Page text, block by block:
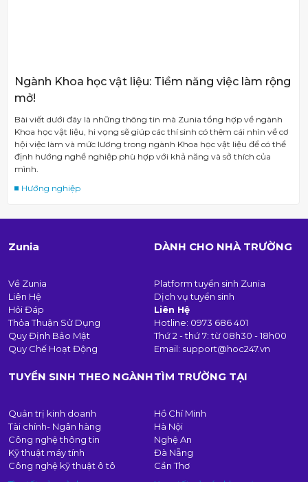
Ngành Khoa học vật liệu: Tiềm năng việc làm rộng
mở!
Bài viết dưới đây là những thông tin mà Zunia tổng hợp về ngành
Khoa học vật liệu, hi vọng sẽ giúp các thí sinh có thêm cái nhìn về cơ
hội việc làm và mức lương trong ngành Khoa học vật liệu để có thể
định hướng nghề nghiệp phù hợp với khả năng và sở thích của
mình.
Hướng nghiệp
Zunia
Về Zunia
Liên Hệ
Hỏi Đáp
Thỏa Thuận Sử Dụng
Quy Định Bảo Mật
Quy Chế Hoạt Động
DÀNH CHO NHÀ TRƯỜNG
Platform tuyển sinh Zunia
Dịch vụ tuyển sinh
Liên Hệ
Hotline: 0973 686 401
Thứ 2 - thứ 7: từ 08h30 - 18h00
Email: support@hoc247.vn
TUYỂN SINH THEO NGÀNH
Quản trị kinh doanh
Tài chính- Ngân hàng
Công nghệ thông tin
Kỹ thuật máy tính
Công nghệ kỹ thuật ô tô
TÌM TRƯỜNG TẠI
Hồ Chí Minh
Hà Nội
Nghệ An
Đà Nẵng
Cần Thơ